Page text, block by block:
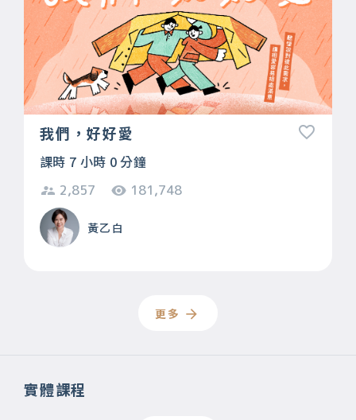
我們，好好愛
課時 7 小時 0 分鐘
2,857 181,748
黃乙白
更多
實體課程